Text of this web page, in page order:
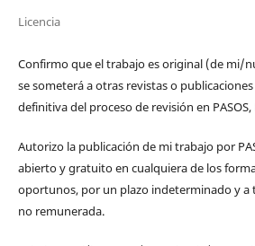
Licencia
Confirmo que el trabajo es original (de mi/
se someterá a otras revistas o
definitiva del proceso de revisión en PASOS,
Autorizo la publicación de mi trabajo por
abierto y gratuito en cualquiera de los
oportunos, por un plazo indeterminado y a
no remunerada.